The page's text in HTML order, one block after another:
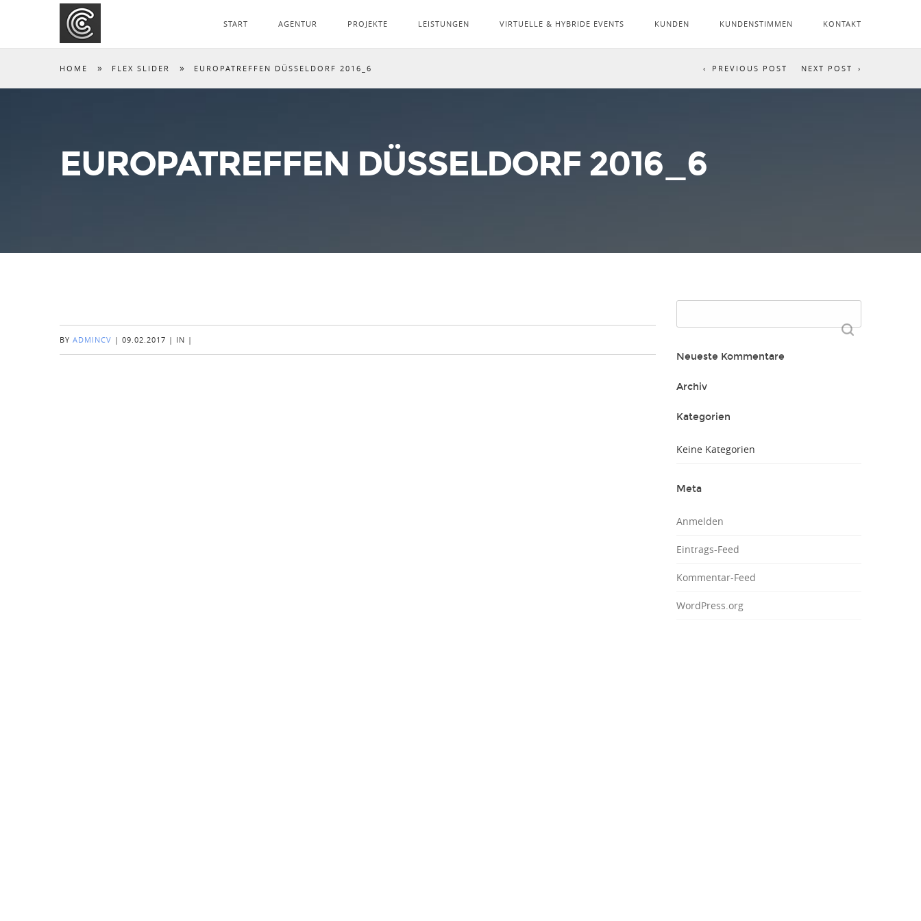
START AGENTUR PROJEKTE LEISTUNGEN VIRTUELLE & HYBRIDE EVENTS KUNDEN KUNDENSTIMMEN KONTAKT
HOME » FLEX SLIDER » EUROPATREFFEN DÜSSELDORF 2016_6 NEXT POST
PREVIOUS POST
EUROPATREFFEN DÜSSELDORF 2016_6
BY ADMINCV | 09.02.2017 | IN |
nach:
Neueste Kommentare
Archiv
Kategorien
Keine Kategorien
Meta
Anmelden
Eintrags-Feed
Kommentar-Feed
WordPress.org